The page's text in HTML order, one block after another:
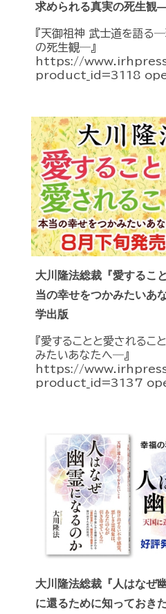
求められる真実の死生観
『天御祖神 武士道を語る
の死生観―』
https://
product_id=3118
大川隆法総裁『愛するこ
当の幸せをつかみたいあ
学出版
『愛することと愛される
みたいあなたへ―』
https://
product_id=3137
大川隆法総裁『人はなぜ
に還るために知っておき